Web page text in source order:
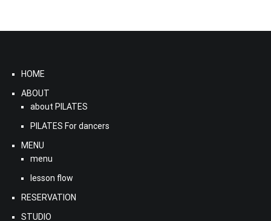
HOME
ABOUT
about PILATES
PILATES For dancers
MENU
menu
lesson flow
RESERVATION
STUDIO